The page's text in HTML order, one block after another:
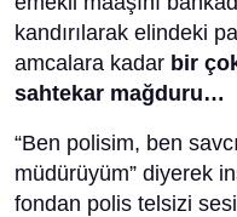
kandırılarak elindeki
amcalara kadar bir
sahtekar mağduru…
“Ben polisim, ben
müdürüyüm” diyerek
fondan polis telsizi